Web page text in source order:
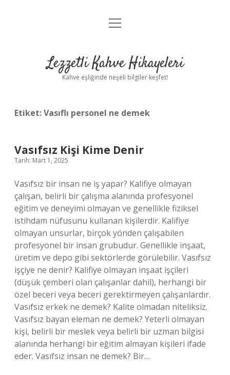
Anasayfa
Yasal Uyarı
menüyü
Lezzetli Kahve Hikayeleri
Kahve eşliğinde neşeli bilgiler keşfet!
Etiket:Vasıflı personel ne demek
Vasıfsız Kişi Kime Denir
Tarih: Mart 1, 2025
Vasıfsız bir insan ne iş yapar? Kalifiye olmayan
çalışan, belirli bir çalışma alanında profesyonel
eğitim ve deneyimi olmayan ve genellikle fiziksel
istihdam nüfusunu kullanan kişilerdir. Kalifiye
olmayan unsurlar, birçok yönden çalışabilen
profesyonel bir insan grubudur. Genellikle inşaat,
üretim ve depo gibi sektörlerde görülebilir. Vasıfsız
işçiye ne denir? Kalifiye olmayan inşaat işçileri
(düşük çemberi olan çalışanlar dahil), herhangi bir
özel beceri veya beceri gerektirmeyen çalışanlardır.
Vasıfsız erkek ne demek? Kalite olmadan niteliksiz.
Vasıfsız bayan eleman ne demek? Yeterli olmayan
kişi, belirli bir meslek veya belirli bir uzman bilgisi
alanında herhangi bir eğitim almayan kişileri ifade
eder. Vasıfsız insan ne demek? Bir…